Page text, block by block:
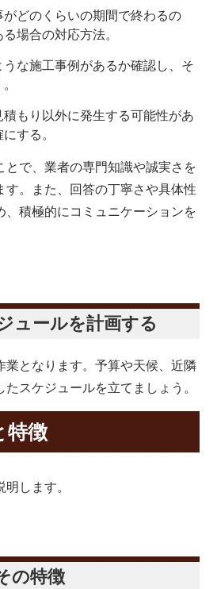
がどのくらいの期間で終わるの
場合の対応方法。
うな施工事例があるか確認し、そ
積もり以外に発生する可能性があ
する。
とで、業者の専門知識や誠実さを
す。また、回答の丁寧さや具体性
、積極的にコミュニケーションを
ュールを計画する
業となります。予算や天候、近隣
スケジュールを立てましょう。
特徴
します。
の特徴